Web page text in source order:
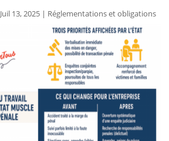
Juil 13, 2025 | Réglementations et obligations